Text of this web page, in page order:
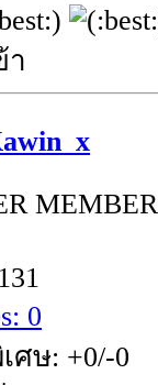
า
MEMBER
0
ศษ: +0/-0